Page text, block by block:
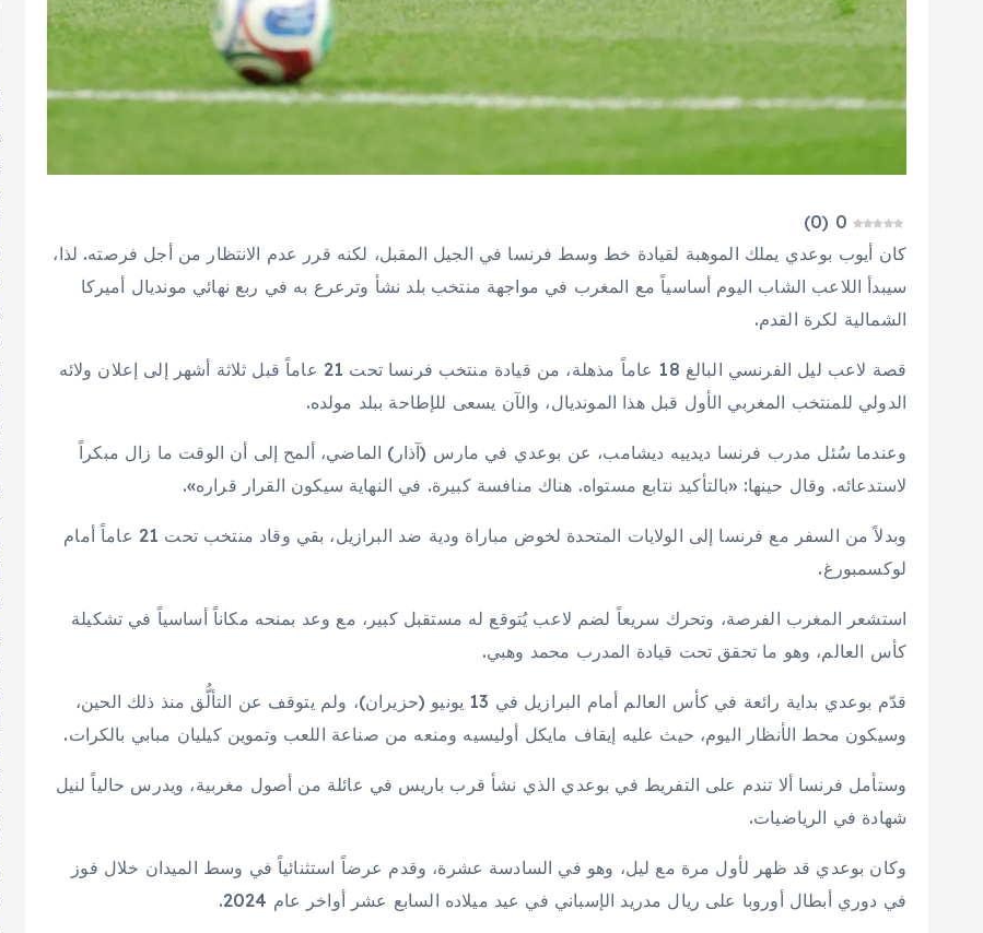
0
(
0
)
كان أيوب بوعدي يملك الموهبة لقيادة خط وسط فرنسا في الجيل المقبل، لكنه قرر عدم الانتظار من أجل فرصته. لذا،
سيبدأ اللاعب الشاب اليوم أساسياً مع المغرب في مواجهة منتخب بلد نشأ وترعرع به في ربع نهائي مونديال أميركا
الشمالية لكرة القدم.
قصة لاعب ليل الفرنسي البالغ 18 عاماً مذهلة، من قيادة منتخب فرنسا تحت 21 عاماً قبل ثلاثة أشهر إلى إعلان ولائه
الدولي للمنتخب المغربي الأول قبل هذا المونديال، والآن يسعى للإطاحة ببلد مولده.
وعندما سُئل مدرب فرنسا ديدييه ديشامب، عن بوعدي في مارس (آذار) الماضي، ألمح إلى أن الوقت ما زال مبكراً
لاستدعائه. وقال حينها: «بالتأكيد نتابع مستواه. هناك منافسة كبيرة. في النهاية سيكون القرار قراره».
وبدلاً من السفر مع فرنسا إلى الولايات المتحدة لخوض مباراة ودية ضد البرازيل، بقي وقاد منتخب تحت 21 عاماً أمام
لوكسمبورغ.
استشعر المغرب الفرصة، وتحرك سريعاً لضم لاعب يُتوقع له مستقبل كبير، مع وعد بمنحه مكاناً أساسياً في تشكيلة
كأس العالم، وهو ما تحقق تحت قيادة المدرب محمد وهبي.
قدّم بوعدي بداية رائعة في كأس العالم أمام البرازيل في 13 يونيو (حزيران)، ولم يتوقف عن التألُّق منذ ذلك الحين،
وسيكون محط الأنظار اليوم، حيث عليه إيقاف مايكل أوليسيه ومنعه من صناعة اللعب وتموين كيليان مبابي بالكرات.
وستأمل فرنسا ألا تندم على التفريط في بوعدي الذي نشأ قرب باريس في عائلة من أصول مغربية، ويدرس حالياً لنيل
شهادة في الرياضيات.
وكان بوعدي قد ظهر لأول مرة مع ليل، وهو في السادسة عشرة، وقدم عرضاً استثنائياً في وسط الميدان خلال فوز
في دوري أبطال أوروبا على ريال مدريد الإسباني في عيد ميلاده السابع عشر أواخر عام 2024.